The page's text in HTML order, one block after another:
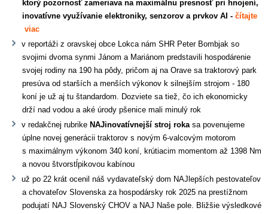
ktorý pozornosť zameriava na maximálnu presnosť pri hnojení,
inovatívne využívanie elektroniky, senzorov a prvkov AI -čítajte
viac
v reportáži z oravskej obce Lokca nám SHR Peter Bombjak so
svojimi dvoma synmi Jánom a Mariánom predstavili hospodárenie
svojej rodiny na 190 ha pôdy, pričom aj na Orave sa traktorový park
presúva od starších a menších výkonov k silnejším strojom - 180
koní je už aj tu štandardom. Dozviete sa tiež, čo ich ekonomicky
drží nad vodou a aké úrody pšenice mali minulý rok
v redakčnej rubrikeNAJinovatívnejší stroj rokasa povenujeme
úplne novej generácii traktorov s novým 6-valcovým motorom
s maximálnym výkonom 340 koní, krútiacim momentom až 1398 Nm
a novou štvorstĺpikovou kabínou
už po 22 krát ocenil náš vydavateľský dom NAJlepších pestovateľov
a chovateľov Slovenska za hospodársky rok 2025 na prestížnom
podujatí NAJ Slovenský CHOV a NAJ Naše pole. Bližšie výsledkové